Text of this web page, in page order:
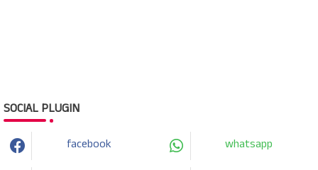
SOCIAL PLUGIN
facebook whatsapp